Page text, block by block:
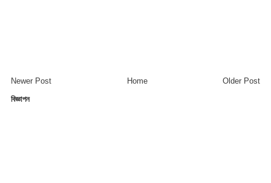
Newer Post Older Post
Home
বিজ্ঞাপন